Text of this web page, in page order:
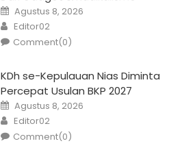
Posted
on
Agustus 8, 2026
Author
Editor02
Comment(0)
KDh se-Kepulauan Nias Diminta
Percepat Usulan BKP 2027
Posted
on
Agustus 8, 2026
Author
Editor02
Comment(0)